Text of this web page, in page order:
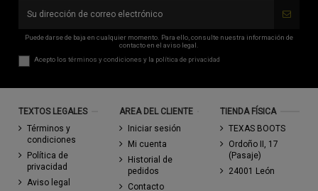
Puede darse de baja en cualquier momento. Para ello, consulte nuestra información de
contacto en el aviso legal.
Acepto lostérminos y condiciones y la política de privacidad
TEXTOS LEGALES
Términos y
condiciones
Política de
privacidad
Aviso legal
AREA DEL CLIENTE
Iniciar sesión
Mi cuenta
Historial de
pedidos
Contacto
TIENDA FÍSICA
TEXAS BOOTS
Ordoño II, 17
(Pasaje)
24001 León